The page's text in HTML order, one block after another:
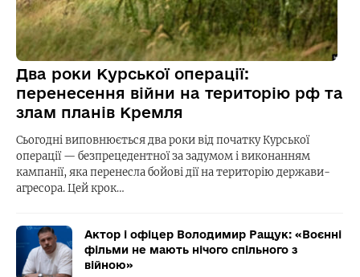
Два роки Курської операції:
перенесення війни на територію рф та
злам планів Кремля
Сьогодні виповнюється два роки від початку Курської
операції — безпрецедентної за задумом і виконанням
кампанії, яка перенесла бойові дії на територію держави-
агресора. Цей крок…
Актор і офіцер Володимир Ращук: «Воєнні
фільми не мають нічого спільного з
війною»